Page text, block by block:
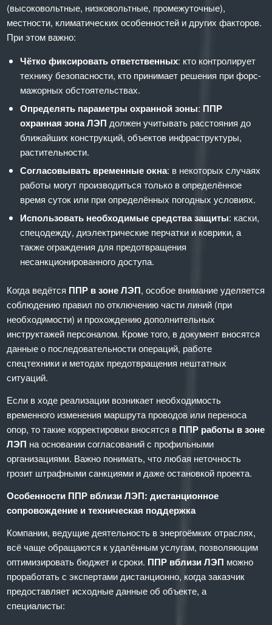
(высоковольтные, низковольтные, промежуточные),
местности, климатических особенностей и других факторов.
При этом важно:
Чётко фиксировать ответственных: кто контролирует
технику безопасности, кто принимает решения при форс-
мажорных обстоятельствах.
Определять параметры охранной зоны: ППР
охранная зона ЛЭП должен учитывать расстояния до
ближайших конструкций, объектов инфраструктуры,
растительности.
Согласовывать временные окна: в некоторых случаях
работы могут производиться только в определённое
время суток или при определённых погодных условиях.
Использовать необходимые средства защиты: каски,
спецодежду, диэлектрические перчатки и коврики, а
также ограждения для предотвращения
несанкционированного доступа.
Когда ведётся ППР в зоне ЛЭП, особое внимание уделяется
соблюдению правил по отключению части линий (при
необходимости) и прохождению дополнительных
инструктажей персоналом. Кроме того, в документ вносятся
данные о последовательности операций, работе
спецтехники и методах предотвращения нештатных
ситуаций.
Если в ходе реализации возникает необходимость
временного изменения маршрута проводов или переноса
опор, то такие корректировки вносятся в ППР работы в зоне
ЛЭП на основании согласований с профильными
организациями. Важно понимать, что любая неточность
грозит штрафными санкциями и даже остановкой проекта.
Особенности ППР вблизи ЛЭП: дистанционное
сопровождение и техническая поддержка
Компании, ведущие деятельность в энергоёмких отраслях,
всё чаще обращаются к удалённым услугам, позволяющим
оптимизировать бюджет и сроки. ППР вблизи ЛЭП можно
проработать с экспертами дистанционно, когда заказчик
предоставляет исходные данные об объекте, а
специалисты: